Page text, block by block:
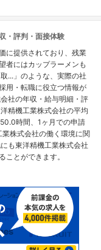
・評判・面接体験
に提供されており、残業
者にはカップラーメンも
...」のような、実際の社
用・転職に役立つ情報が
社の年収・給与明細・評
精機工業株式会社の平均
時間、1ヶ月での申請
株式会社の働く環境に関
も東洋精機工業株式会社
ことができます。